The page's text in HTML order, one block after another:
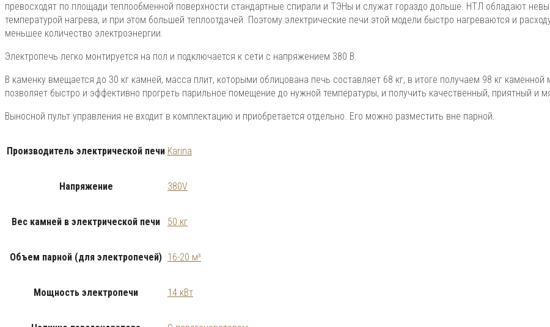
превосходят по площади теплообменной поверхности стандартные спирали и ТЭНы и служат гораздо дольше. НТЛ обладают
температурой нагрева, и при этом большей теплоотдачей. Поэтому электрические печи этой модели быстро нагреваются и
меньшее количество электроэнергии.
Электропечь легко монтируется на пол и подключается к сети с напряжением 380 В.
В каменку вмещается до 30 кг камней, масса плит, которыми облицована печь составляет 68 кг, в итоге получаем 98 кг каменной
позволяет быстро и эффективно прогреть парильное помещение до нужной температуры, и получить качественный, приятный и
Выносной пульт управления не входит в комплектацию и приобретается отдельно. Его можно разместить вне парной.
Производитель электрической печи Karina
Напряжение 380V
Вес камней в электрической печи 50 кг
Объем парной (для электропечей) 16-20 м³
Мощность электропечи 14 кВт